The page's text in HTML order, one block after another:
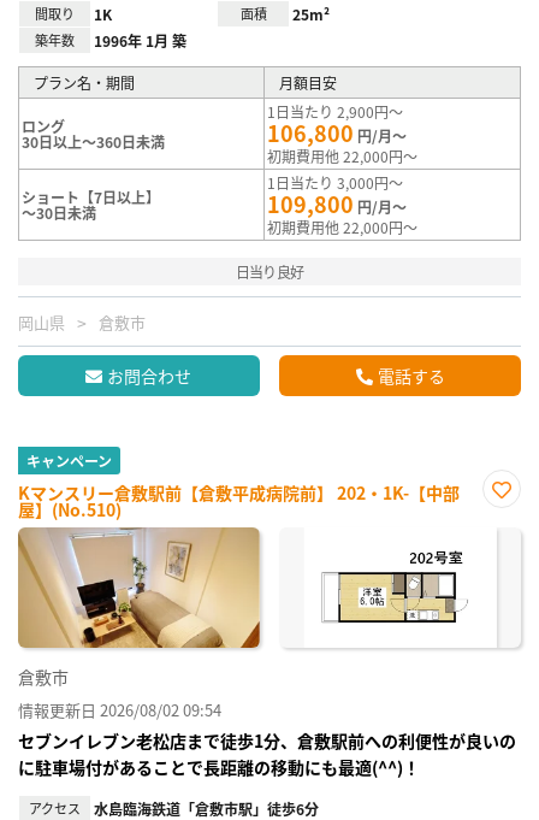
間取り 1K 面積 25m²
築年数 1996年 1月 築
プラン名・期間 月額目安
ロング
30日以上～360日未満
1日当たり 2,900円～
106,800 円/月～
初期費用他 22,000円～
ショート【7日以上】
～30日未満
1日当たり 3,000円～
109,800 円/月～
初期費用他 22,000円～
日当り良好
岡山県 倉敷市
お問合わせ 電話する
キャンペーン
Kマンスリー倉敷駅前【倉敷平成病院前】 202・1K-【中部
屋】(No.510)
に入
倉敷市
情報更新日 2026/08/02 09:54
セブンイレブン老松店まで徒歩1分、倉敷駅前への利便性が良いの
に駐車場付があることで長距離の移動にも最適(^^)！
アクセス 水島臨海鉄道「倉敷市駅」徒歩6分